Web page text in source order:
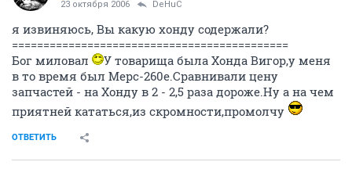
guru
23 октября 2006 DeHuC
я извиняюсь, Вы какую хонду содержали?
============================================
Бог миловал
У товарища была Хонда Вигор,у меня
в то время был Мерс-260е.Сравнивали цену
приятней кататься,из скромности,промолчу